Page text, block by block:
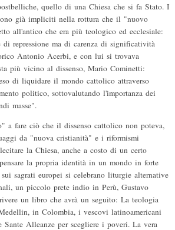
quello di una Chiesa che si fa Stato. I
già impliciti nella rottura che il "nuovo
all'antico che era più teologico ed ecclesiale:
di repressione ma di carenza di significatività
Antonio Acerbi, e con lui si trovava
più vicino al dissenso, Mario Cominetti:
di liquidare il mondo cattolico attraverso
politico, sottovalutando l'importanza dei
masse".
a fare ciò che il dissenso cattolico non poteva,
da "nuova cristianità" e i riformismi
la Chiesa, anche a costo di un certo
la propria identità in un mondo in forte
sui sagrati europei si celebrano liturgie alternative
un piccolo prete indio in Perù, Gustavo
un libro che avrà un seguito: La teologia
in Colombia, i vescovi latinoamericani
Sante Alleanze per scegliere i poveri. La vera